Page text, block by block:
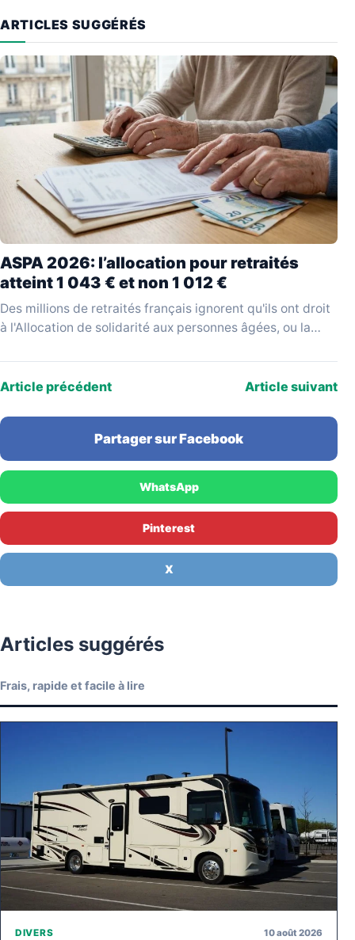
ARTICLES SUGGÉRÉS
ASPA 2026: l’allocation pour retraités
atteint 1 043 € et non 1 012 €
Des millions de retraités français ignorent qu'ils ont droit
à l'Allocation de solidarité aux personnes âgées, ou la
Article précédent Article suivant
Partager sur Facebook
WhatsApp
Pinterest
X
Articles suggérés
Frais, rapide et facile à lire
DIVERS 10 août 2026